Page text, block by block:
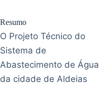
Resumo
O Projeto Técnico do
Sistema de
Abastecimento de Água
da cidade de Aldeias